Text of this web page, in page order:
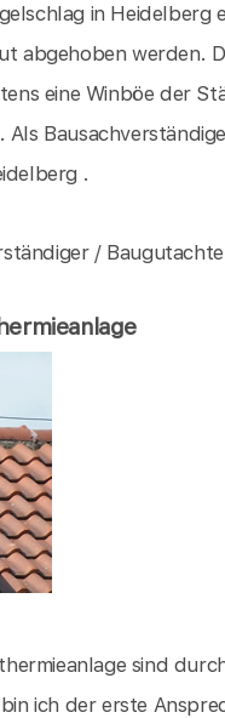
in Heidelberg
abgehoben werden.
eine Winböe der
Als
.
/
sind
ich der erste